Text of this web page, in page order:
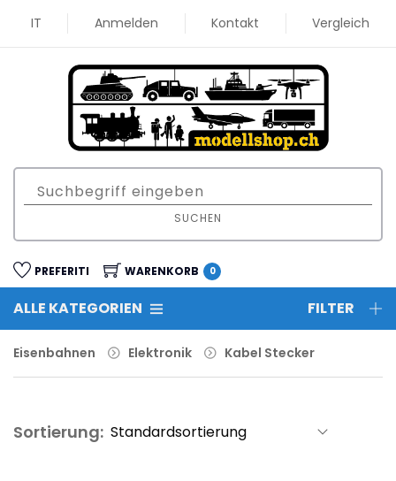
IT Anmelden Kontakt Vergleich
SUCHEN
PREFERITI WARENKORB 0
ALLE KATEGORIEN FILTER
Eisenbahnen Elektronik Kabel Stecker
Sortierung: